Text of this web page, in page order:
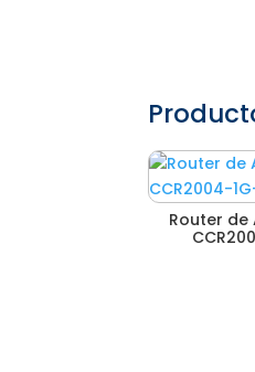
Router de